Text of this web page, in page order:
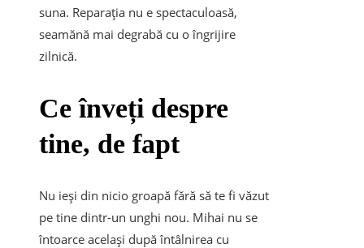
suna. Reparația nu e spectaculoasă,
seamănă mai degrabă cu o îngrijire
zilnică.
Ce înveți despre
tine, de fapt
Nu ieși din nicio groapă fără să te fi văzut
pe tine dintr-un unghi nou. Mihai nu se
întoarce același după întâlnirea cu